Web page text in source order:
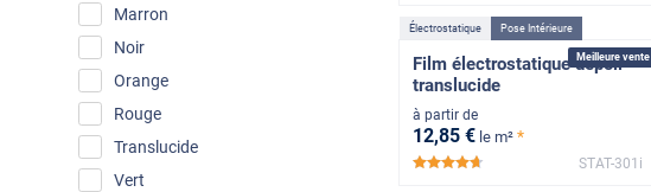
Marron
Noir
Orange
Rouge
Translucide
Vert
Meilleure vente
Électrostatique Pose Intérieure
Film électrostatique dépoli
translucide
à partir de
12,85 € le m² *
*****
STAT-301i